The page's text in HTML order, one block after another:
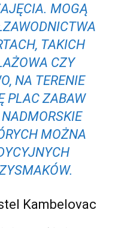
MOGĄ
TAKICH
CZY
NA⁣ TERENIE
PLAC ⁤ZABAW
MOŻNA‍
Kambelovac